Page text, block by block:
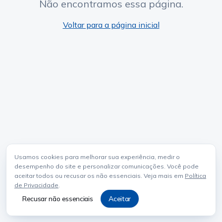
Usamos cookies para melhorar sua experiência, medir o
desempenho do site e personalizar comunicações. Você pode
aceitar todos ou recusar os não essenciais. Veja mais em Política
de Privacidade.
Recusar não essenciais Aceitar
Não encontramos essa página.
Voltar para a página inicial